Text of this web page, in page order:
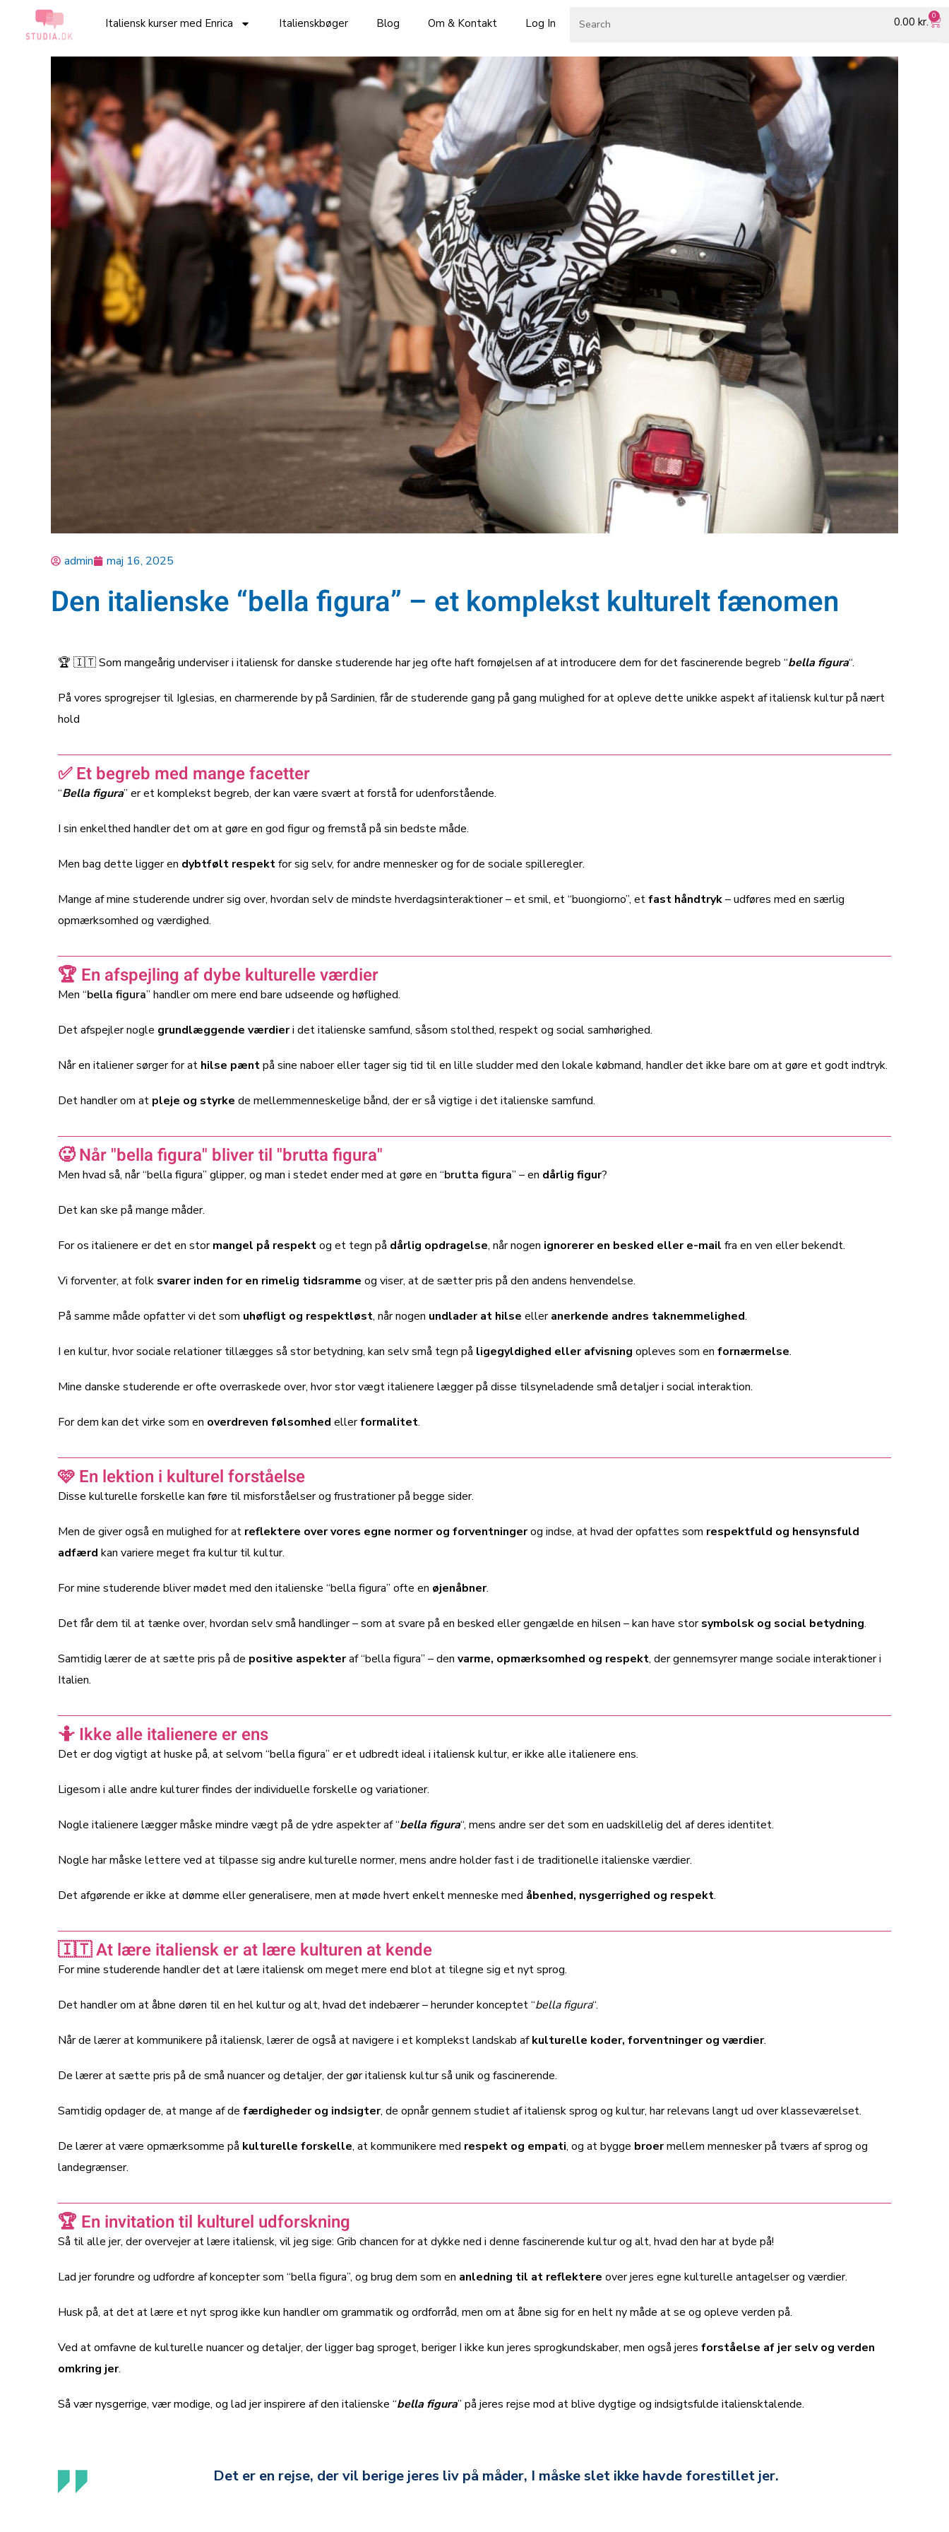
Italiensk kurser med Enrica Italienskbøger Blog Om & Kontakt Log In 0.00 kr. 0
admin maj 16, 2025
Den italienske “bella figura” – et komplekst kulturelt fænomen
🏆 🇮🇹 Som mangeårig underviser i italiensk for danske studerende har jeg ofte haft fornøjelsen af at introducere dem for det fascinerende begreb “bella figura“.
På vores sprogrejser til Iglesias, en charmerende by på Sardinien, får de studerende gang på gang mulighed for at opleve dette unikke aspekt af italiensk kultur på nært
hold
✅ Et begreb med mange facetter
“Bella figura” er et komplekst begreb, der kan være svært at forstå for udenforstående.
I sin enkelthed handler det om at gøre en god figur og fremstå på sin bedste måde.
Men bag dette ligger en dybtfølt respektfor sig selv, for andre mennesker og for de sociale spilleregler.
Mange af mine studerende undrer sig over, hvordan selv de mindste hverdagsinteraktioner – et smil, et “buongiorno”, etfast håndtryk– udføres med en særlig
opmærksomhed og værdighed.
🏆 En afspejling af dybe kulturelle værdier
Men “bella figura” handler om mere end bare udseende og høflighed.
Det afspejler nogle grundlæggende værdieri det italienske samfund, såsom stolthed, respekt og social samhørighed.
Når en italiener sørger for at hilse pæntpå sine naboer eller tager sig tid til en lille sludder med den lokale købmand, handler det ikke bare om at gøre et godt indtryk.
Det handler om at pleje og styrke de mellemmenneskelige bånd, der er så vigtige i det italienske samfund.
🥵 Når "bella figura" bliver til "brutta figura"
Men hvad så, når “bella figura” glipper, og man i stedet ender med at gøre en “brutta figura” – en dårlig figur?
Det kan ske på mange måder.
For os italienere er det en stormangel på respektog et tegn på dårlig opdragelse, når nogen ignorerer en besked eller e-mail fra en ven eller bekendt.
Vi forventer, at folk svarer inden for en rimelig tidsramme og viser, at de sætter pris på den andens henvendelse.
På samme måde opfatter vi det som uhøfligt og respektløst, når nogen undlader at hilse elleranerkende andres taknemmelighed.
I en kultur, hvor sociale relationer tillægges så stor betydning, kan selv små tegn på ligegyldighed eller afvisning opleves som en fornærmelse.
Mine danske studerende er ofte overraskede over, hvor stor vægt italienere lægger på disse tilsyneladende små detaljer i social interaktion.
For dem kan det virke som en overdreven følsomhed ellerformalitet.
🩷 En lektion i kulturel forståelse
Disse kulturelle forskelle kan føre til misforståelser og frustrationer på begge sider.
Men de giver også en mulighed for at reflektere over vores egne normer og forventningerog indse, at hvad der opfattes som respektfuld og hensynsfuld
adfærd kan variere meget fra kultur til kultur.
For mine studerende bliver mødet med den italienske “bella figura” ofte en øjenåbner.
Det får dem til at tænke over, hvordan selv små handlinger – som at svare på en besked eller gengælde en hilsen – kan have storsymbolsk og social betydning.
Samtidig lærer de at sætte pris på de positive aspekteraf “bella figura” – den varme, opmærksomhed og respekt, der gennemsyrer mange sociale interaktioner i
Italien.
🤷 Ikke alle italienere er ens
Det er dog vigtigt at huske på, at selvom “bella figura” er et udbredt ideal i italiensk kultur, er ikke alle italienere ens.
Ligesom i alle andre kulturer findes der individuelle forskelle og variationer.
Nogle italienere lægger måske mindre vægt på de ydre aspekter af “bella figura“, mens andre ser det som en uadskillelig del af deres identitet.
Nogle har måske lettere ved at tilpasse sig andre kulturelle normer, mens andre holder fast i de traditionelle italienske værdier.
Det afgørende er ikke at dømme eller generalisere, men at møde hvert enkelt menneske med åbenhed, nysgerrighed og respekt.
🇮🇹 At lære italiensk er at lære kulturen at kende
For mine studerende handler det at lære italiensk om meget mere end blot at tilegne sig et nyt sprog.
Det handler om at åbne døren til en hel kultur og alt, hvad det indebærer – herunder konceptet “bella figura“.
Når de lærer at kommunikere på italiensk, lærer de også at navigere i et komplekst landskab afkulturelle koder, forventninger og værdier.
De lærer at sætte pris på de små nuancer og detaljer, der gør italiensk kultur så unik og fascinerende.
Samtidig opdager de, at mange af de færdigheder og indsigter, de opnår gennem studiet af italiensk sprog og kultur, har relevans langt ud over klasseværelset.
De lærer at være opmærksomme på kulturelle forskelle, at kommunikere med respekt og empati, og at bygge broermellem mennesker på tværs af sprog og
landegrænser.
🏆 En invitation til kulturel udforskning
Så til alle jer, der overvejer at lære italiensk, vil jeg sige: Grib chancen for at dykke ned i denne fascinerende kultur og alt, hvad den har at byde på!
Lad jer forundre og udfordre af koncepter som “bella figura”, og brug dem som en anledning til at reflektere over jeres egne kulturelle antagelser og værdier.
Husk på, at det at lære et nyt sprog ikke kun handler om grammatik og ordforråd, men om at åbne sig for en helt ny måde at se og opleve verden på.
Ved at omfavne de kulturelle nuancer og detaljer, der ligger bag sproget, beriger I ikke kun jeres sprogkundskaber, men også jeres forståelse af jer selv og verden
omkring jer.
Så vær nysgerrige, vær modige, og lad jer inspirere af den italienske “bella figura” på jeres rejse mod at blive dygtige og indsigtsfulde italiensktalende.
Det er en rejse, der vil berige jeres liv på måder, I måske slet ikke havde forestillet jer.